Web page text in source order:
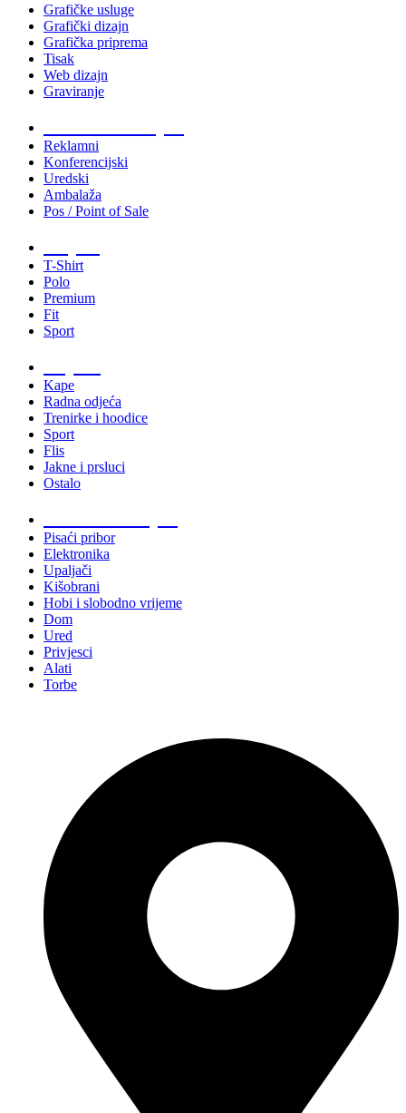
Grafičke usluge
Grafički dizajn
Grafička priprema
Tisak
Web dizajn
Graviranje
Reklamni
Konferencijski
Uredski
Ambalaža
Pos / Point of Sale
T-Shirt
Polo
Premium
Fit
Sport
Kape
Radna odjeća
Trenirke i hoodice
Sport
Flis
Jakne i prsluci
Ostalo
Pisaći pribor
Elektronika
Upaljači
Kišobrani
Hobi i slobodno vrijeme
Dom
Ured
Privjesci
Alati
Torbe